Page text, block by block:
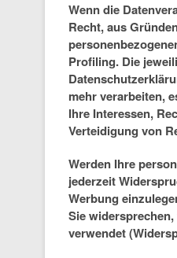
Wenn die
Recht, aus
Profiling. Die
mehr verarbeiten,
Ihre Interessen,
Verteidigung von
Werden Ihre
jederzeit
Werbung
Sie
verwendet